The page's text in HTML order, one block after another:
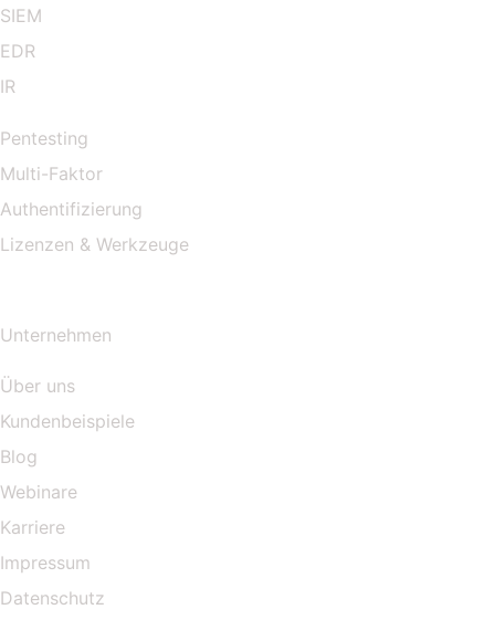
SIEM
EDR
IR
Pentesting
Multi-Faktor
Authentifizierung
Lizenzen & Werkzeuge
Unternehmen
Über uns
Kundenbeispiele
Blog
Webinare
Karriere
Impressum
Datenschutz